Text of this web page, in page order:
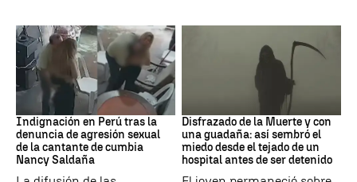
Indignación en Perú tras la
denuncia de agresión sexual
de la cantante de cumbia
Nancy Saldaña
Disfrazado de la Muerte y con
una guadaña: así sembró el
miedo desde el tejado de un
hospital antes de ser detenido